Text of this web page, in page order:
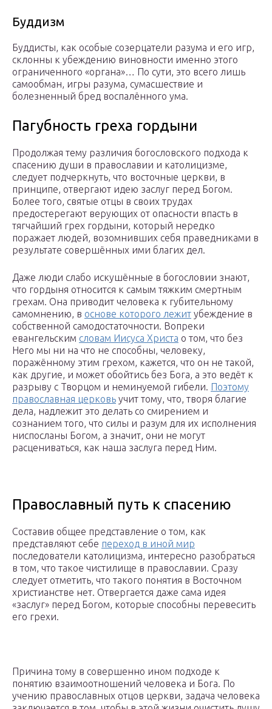
Буддизм
Буддисты, как особые созерцатели разума и его игр,
склонны к убеждению виновности именно этого
ограниченного «органа»… По сути, это всего лишь
самообман, игры разума, сумасшествие и
болезненный бред воспалённого ума.
Пагубность греха гордыни
Продолжая тему различия богословского подхода к
спасению души в православии и католицизме,
следует подчеркнуть, что восточные церкви, в
принципе, отвергают идею заслуг перед Богом.
Более того, святые отцы в своих трудах
предостерегают верующих от опасности впасть в
тягчайший грех гордыни, который нередко
поражает людей, возомнивших себя праведниками в
результате совершённых ими благих дел.
Даже люди слабо искушённые в богословии знают,
что гордыня относится к самым тяжким смертным
грехам. Она приводит человека к губительному
самомнению, в основе которого лежит убеждение в
собственной самодостаточности. Вопреки
евангельским словам Иисуса Христа о том, что без
Него мы ни на что не способны, человеку,
поражённому этим грехом, кажется, что он не такой,
как другие, и может обойтись без Бога, а это ведёт к
разрыву с Творцом и неминуемой гибели. Поэтому
православная церковь учит тому, что, творя благие
дела, надлежит это делать со смирением и
сознанием того, что силы и разум для их исполнения
ниспосланы Богом, а значит, они не могут
расцениваться, как наша заслуга перед Ним.
Православный путь к спасению
Составив общее представление о том, как
представляют себе переход в иной мир
последователи католицизма, интересно разобраться
в том, что такое чистилище в православии. Сразу
следует отметить, что такого понятия в Восточном
христианстве нет. Отвергается даже сама идея
«заслуг» перед Богом, которые способны перевесить
его грехи.
Причина тому в совершенно ином подходе к
понятию взаимоотношений человека и Бога. По
учению православных отцов церкви, задача человека